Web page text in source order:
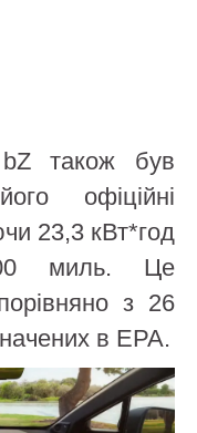
bZ також був
офіційні
23,3 кВт*год
миль. Це
з 26
в EPA.